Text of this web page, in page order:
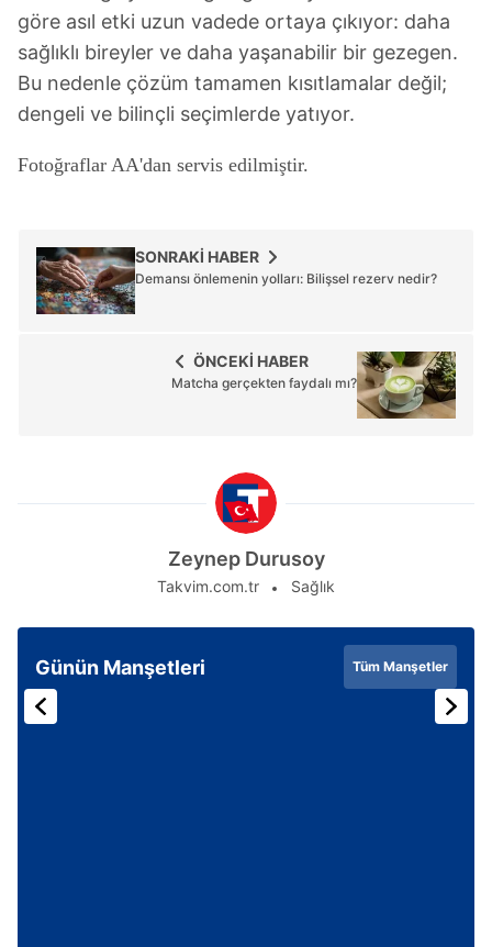
göre asıl etki uzun vadede ortaya çıkıyor: daha
sağlıklı bireyler ve daha yaşanabilir bir gezegen.
Bu nedenle çözüm tamamen kısıtlamalar değil;
dengeli ve bilinçli seçimlerde yatıyor.
Fotoğraflar AA'dan servis edilmiştir.
SONRAKİ HABER
Demansı önlemenin yolları: Bilişsel rezerv nedir?
ÖNCEKİ HABER
Matcha gerçekten faydalı mı?
Zeynep Durusoy
Takvim.com.tr Sağlık
Günün Manşetleri Tüm Manşetler